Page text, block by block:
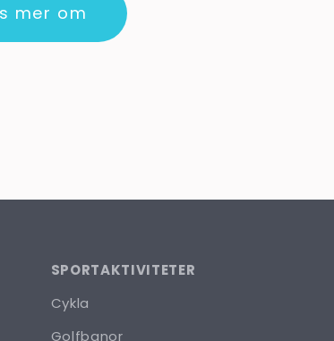
mer om
SPORTAKTIVITETER
Cykla
Golfbanor